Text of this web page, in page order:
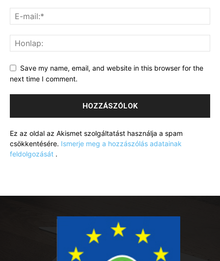
Save my name, email, and website in this browser for the
next time I comment.
Ez az oldal az Akismet szolgáltatást használja a spam
csökkentésére. Ismerje meg a hozzászólás adatainak
feldolgozását .